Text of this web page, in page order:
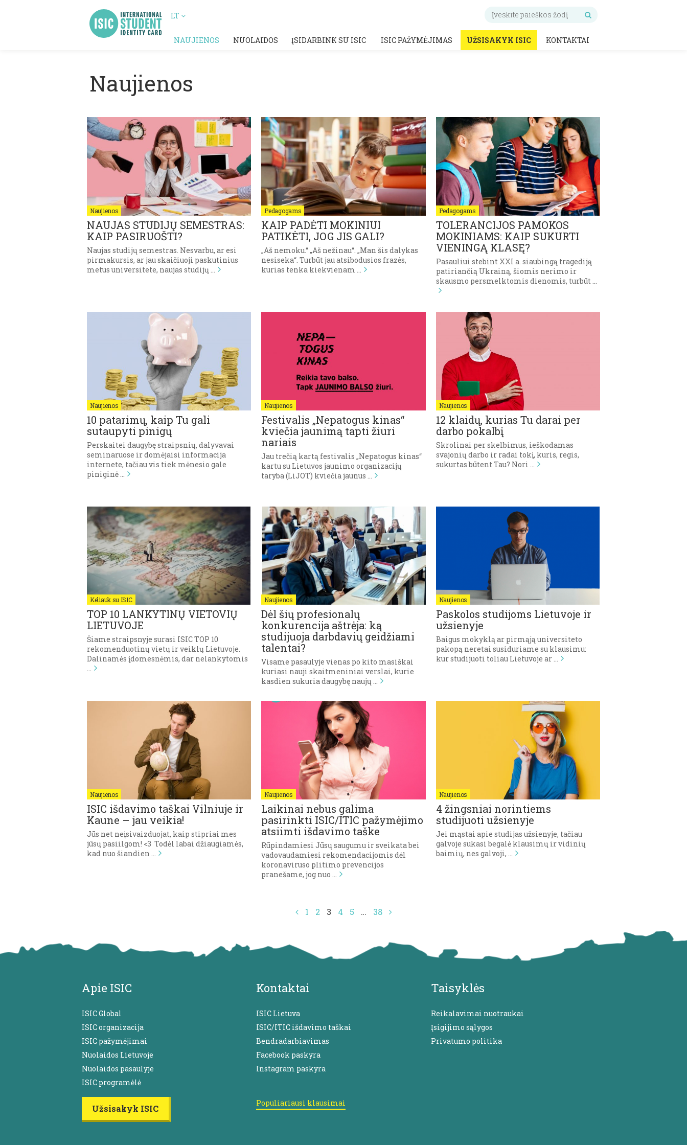
LT
NAUJIENOS NUOLAIDOS ĮSIDARBINK SU ISIC ISIC PAŽYMĖJIMAS UŽSISAKYK ISIC KONTAKTAI
Naujienos
Naujienos
NAUJAS STUDIJŲ SEMESTRAS:
KAIP PASIRUOŠTI?
Naujas studijų semestras. Nesvarbu, ar esi
pirmakursis, ar jau skaičiuoji paskutinius
metus universitete, naujas studijų …
Pedagogams
KAIP PADĖTI MOKINIUI
PATIKĖTI, JOG JIS GALI?
„Aš nemoku.“ „Aš nežinau“. „Man šis dalykas
nesiseka“. Turbūt jau atsibodusios frazės,
kurias tenka kiekvienam …
Pedagogams
TOLERANCIJOS PAMOKOS
MOKINIAMS: KAIP SUKURTI
VIENINGĄ KLASĘ?
Pasauliui stebint XXI a. siaubingą tragediją
patiriančią Ukrainą, šiomis nerimo ir
skausmo persmelktomis dienomis, turbūt …
Naujienos
10 patarimų, kaip Tu gali
sutaupyti pinigų
Perskaitei daugybę straipsnių, dalyvavai
seminaruose ir domėjaisi informacija
internete, tačiau vis tiek mėnesio gale
piniginė …
Naujienos
Festivalis „Nepatogus kinas“
kviečia jaunimą tapti žiuri
nariais
Jau trečią kartą festivalis „Nepatogus kinas“
kartu su Lietuvos jaunimo organizacijų
taryba (LiJOT) kviečia jaunus …
Naujienos
12 klaidų, kurias Tu darai per
darbo pokalbį
Skrolinai per skelbimus, ieškodamas
svajonių darbo ir radai tokį, kuris, regis,
sukurtas būtent Tau? Nori …
Keliauk su ISIC
TOP 10 LANKYTINŲ VIETOVIŲ
LIETUVOJE
Šiame straipsnyje surasi ISIC TOP 10
rekomenduotinų vietų ir veiklų Lietuvoje.
Dalinamės įdomesnėmis, dar nelankytomis
…
Naujienos
Dėl šių profesionalų
konkurencija aštrėja: ką
studijuoja darbdavių geidžiami
talentai?
Visame pasaulyje vienas po kito masiškai
kuriasi nauji skaitmeniniai verslai, kurie
kasdien sukuria daugybę naujų …
Naujienos
Paskolos studijoms Lietuvoje ir
užsienyje
Baigus mokyklą ar pirmąją universiteto
pakopą neretai susiduriame su klausimu:
kur studijuoti toliau Lietuvoje ar …
Naujienos
ISIC išdavimo taškai Vilniuje ir
Kaune – jau veikia!
Jūs net neįsivaizduojat, kaip stipriai mes
jūsų pasiilgom! <3 Todėl labai džiaugiamės,
kad nuo šiandien …
Naujienos
Laikinai nebus galima
pasirinkti ISIC/ITIC pažymėjimo
atsiimti išdavimo taške
Rūpindamiesi Jūsų saugumu ir sveikata bei
vadovaudamiesi rekomendacijomis dėl
koronaviruso plitimo prevencijos
pranešame, jog nuo …
Naujienos
4 žingsniai norintiems
studijuoti užsienyje
Jei mąstai apie studijas užsienyje, tačiau
galvoje sukasi begalė klausimų ir vidinių
baimių, nes galvoji, …
1 2 3 4 5 … 38
Apie ISIC
ISIC Global
ISIC organizacija
ISIC pažymėjimai
Nuolaidos Lietuvoje
Nuolaidos pasaulyje
ISIC programėlė
Kontaktai
ISIC Lietuva
ISIC/ITIC išdavimo taškai
Bendradarbiavimas
Facebook paskyra
Instagram paskyra
Taisyklės
Reikalavimai nuotraukai
Įsigijimo sąlygos
Privatumo politika
Užsisakyk ISIC
Populiariausi klausimai